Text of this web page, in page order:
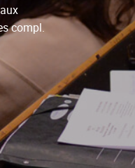
compl.